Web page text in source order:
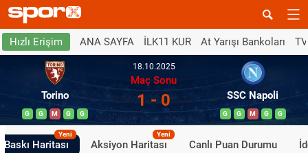
Hızlı Erişim ANA SAYFA İLK11 KUR At Yarışı Bankoları
Torino
G G M G G
18.10.2025
Maç Sonu
1 - 0 SSC Napoli
G G M G G
Baskı Haritası
Yeni
Aksiyon Haritası
Yeni
Canlı Puan Durumu